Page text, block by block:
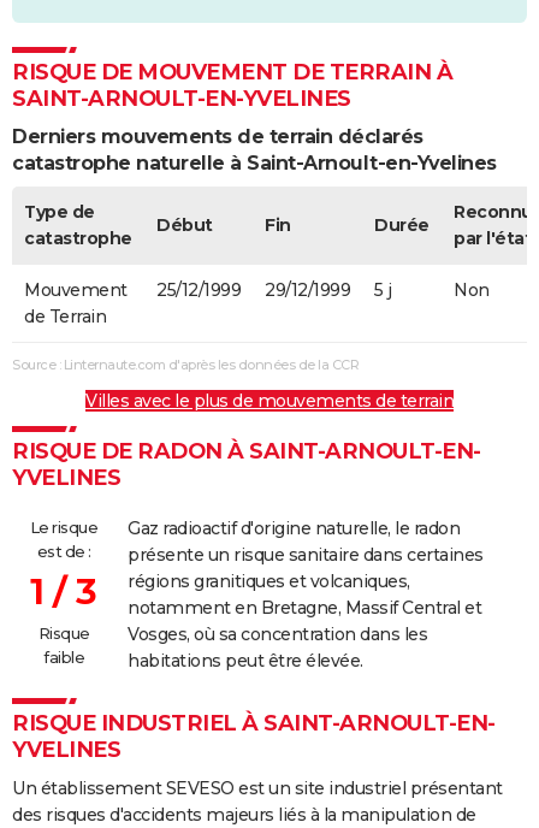
RISQUE DE MOUVEMENT DE TERRAIN À
SAINT-ARNOULT-EN-YVELINES
Derniers mouvements de terrain déclarés
catastrophe naturelle à Saint-Arnoult-en-Yvelines
Type de
catastrophe
Début Fin Durée
par l'état
Mouvement
de Terrain
25/12/1999 29/12/1999 5 j Non
Source : Linternaute.com d'après les données de la CCR
Villes avec le plus de mouvements de terrain
RISQUE DE RADON À SAINT-ARNOULT-EN-
YVELINES
Le risque
est de :
1 / 3
Risque
faible
Gaz radioactif d'origine naturelle, le radon
présente un risque sanitaire dans certaines
régions granitiques et volcaniques,
notamment en Bretagne, Massif Central et
Vosges, où sa concentration dans les
habitations peut être élevée.
RISQUE INDUSTRIEL À SAINT-ARNOULT-EN-
YVELINES
Un établissement SEVESO est un site industriel présentant
des risques d'accidents majeurs liés à la manipulation de